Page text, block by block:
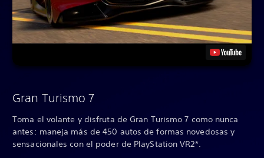
Gran Turismo 7
Toma el volante y disfruta de Gran Turismo 7 como nunca
antes: maneja más de 450 autos de formas novedosas y
sensacionales con el poder de PlayStation VR2*.